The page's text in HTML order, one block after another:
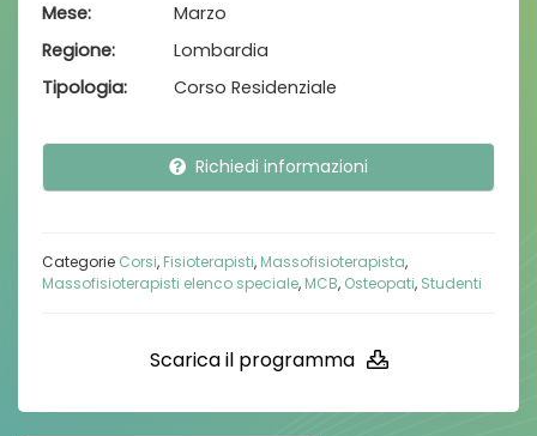
Mese
Marzo
Regione
Lombardia
Tipologia
Corso Residenziale
Richiedi informazioni
Categorie Corsi, Fisioterapisti, Massofisioterapista,
Massofisioterapisti elenco speciale, MCB, Osteopati, Studenti
Scarica il programma